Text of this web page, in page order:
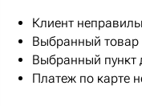
Клиент
Выбранный товар
Выбранный пункт
Платеж по карте